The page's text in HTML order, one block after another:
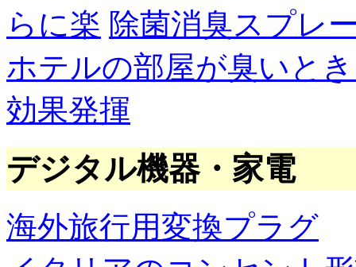
らに楽 除菌消臭スプレ
ホテルの部屋が臭いと
効果発揮
デジタル機器・家電
海外旅行用変換プラグ